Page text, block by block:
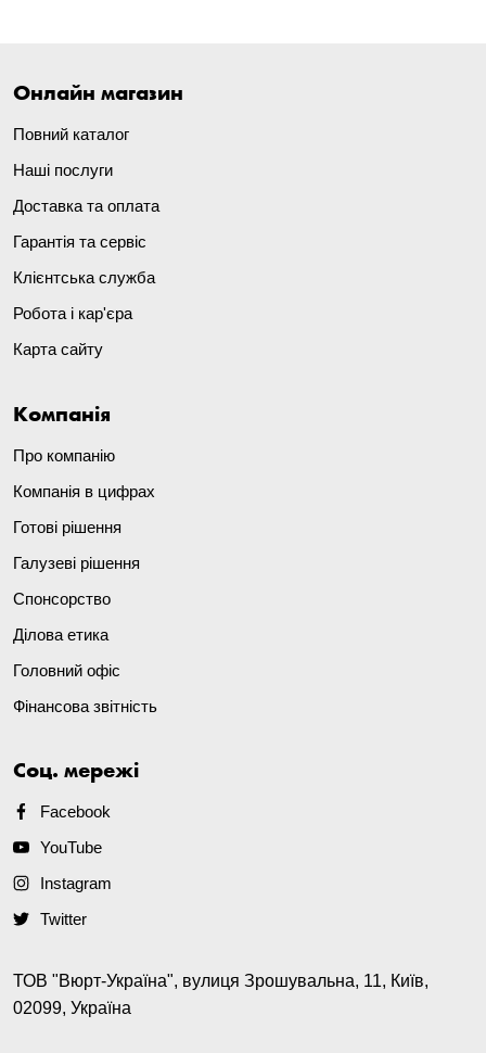
Онлайн магазин
Повний каталог
Наші послуги
Доставка та оплата
Гарантія та сервіс
Клієнтська служба
Робота і кар'єра
Карта сайту
Компанія
Про компанію
Компанія в цифрах
Готові рішення
Галузеві рішення
Спонсорство
Ділова етика
Головний офіс
Фінансова звітність
Соц. мережі
Facebook
YouTube
Instagram
Twitter
ТОВ "Вюрт-Україна", вулиця Зрошувальна, 11, Київ,
02099, Україна